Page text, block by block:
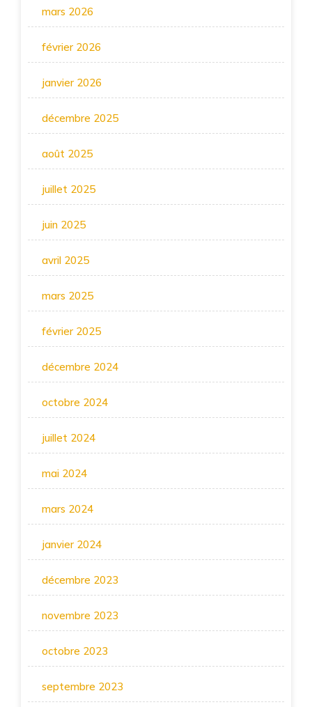
mars 2026
février 2026
janvier 2026
décembre 2025
août 2025
juillet 2025
juin 2025
avril 2025
mars 2025
février 2025
décembre 2024
octobre 2024
juillet 2024
mai 2024
mars 2024
janvier 2024
décembre 2023
novembre 2023
octobre 2023
septembre 2023